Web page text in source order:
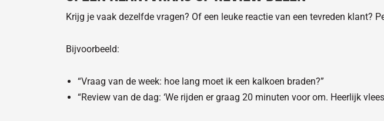
Krijg je vaak dezelfde vragen? Of een leuke reactie van een tevreden klant?
Bijvoorbeeld:
“Vraag van de week: hoe lang moet ik een kalkoen braden?”
“Review van de dag: ‘We rijden er graag 20 minuten voor om. Heerlijk vlees